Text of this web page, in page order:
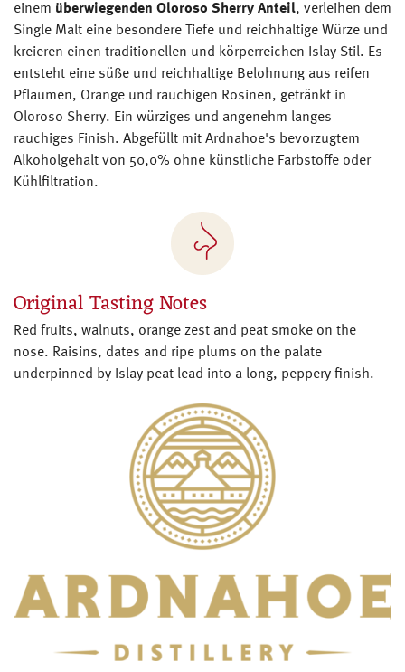
einem überwiegenden Oloroso Sherry Anteil, verleihen dem
Single Malt eine besondere Tiefe und reichhaltige Würze und
kreieren einen traditionellen und körperreichen Islay Stil. Es
entsteht eine süße und reichhaltige Belohnung aus reifen
Pflaumen, Orange und rauchigen Rosinen, getränkt in
Oloroso Sherry. Ein würziges und angenehm langes
rauchiges Finish. Abgefüllt mit Ardnahoe's bevorzugtem
Alkoholgehalt von 50,0% ohne künstliche Farbstoffe oder
Kühlfiltration.
Original Tasting Notes
Red fruits, walnuts, orange zest and peat smoke on the
nose. Raisins, dates and ripe plums on the palate
underpinned by Islay peat lead into a long, peppery finish.